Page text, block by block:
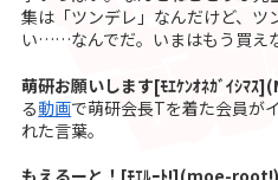
集は「ツンデレ」なんだけど、ツ
い……なんでだ。いまはもう買え
萌研お願いします[ﾓｴｹﾝｵﾈｶﾞｲｼﾏ
る動画で萌研会長Tを着た会員が
れた言葉。